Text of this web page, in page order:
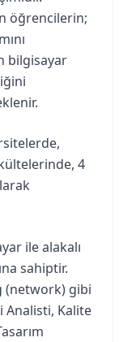
öğrencilerin;
bilgisayar
4
ile alakalı
sahiptir.
(network) gibi
Analisti, Kalite